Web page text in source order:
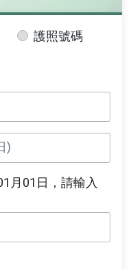
護照號碼
月01日，請輸入